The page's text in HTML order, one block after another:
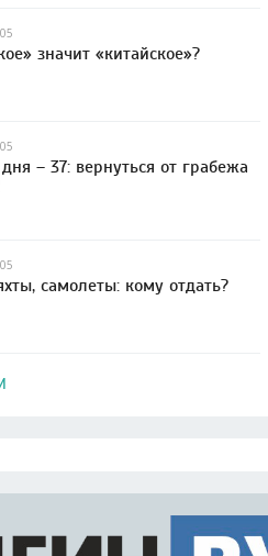
значит «китайское»?
– 37: вернуться от грабежа
самолеты: кому отдать?